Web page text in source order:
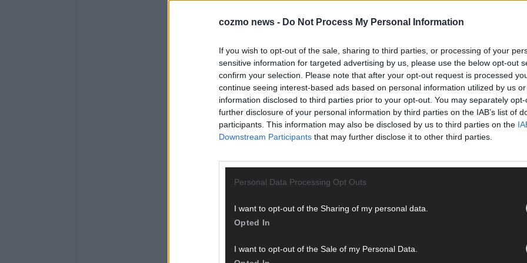
cozmo news - Do Not Process My Personal Information
If you wish to opt-out of the sale, sharing to third parties, or processing of your
sensitive information for targeted advertising by us, please use the below opt-out
confirm your selection. Please note that after your opt-out request is processed
continue seeing interest-based ads based on personal information utilized by us
information disclosed to third parties prior to your opt-out. You may separately
further disclosure of your personal information by third parties on the IAB’s list of
participants. This information may also be disclosed by us to third parties on the
Downstream Participants that may further disclose it to other third parties.
Personal Data Processing Opt Outs
I want to opt-out of the Sharing of my personal data.
Opted In
I want to opt-out of the Sale of my Personal Data.